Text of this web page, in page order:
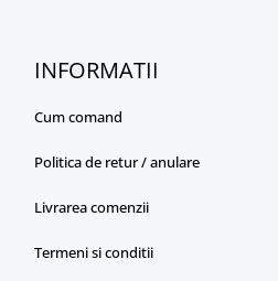
INFORMATII
Cum comand
Politica de retur / anulare
Livrarea comenzii
Termeni si conditii